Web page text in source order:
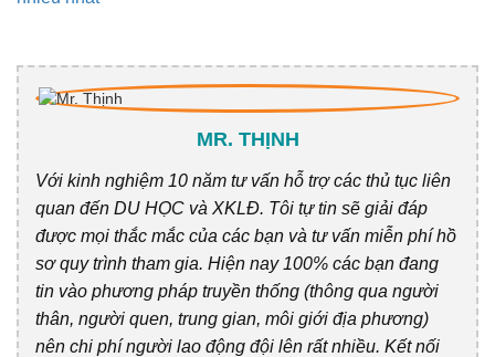
MR. THỊNH
Với kinh nghiệm 10 năm tư vấn hỗ trợ các thủ tục liên
quan đến DU HỌC và XKLĐ. Tôi tự tin sẽ giải đáp
được mọi thắc mắc của các bạn và tư vấn miễn phí hồ
sơ quy trình tham gia. Hiện nay 100% các bạn đang
tin vào phương pháp truyền thống (thông qua người
thân, người quen, trung gian, môi giới địa phương)
nên chi phí người lao động đội lên rất nhiều. Kết nối